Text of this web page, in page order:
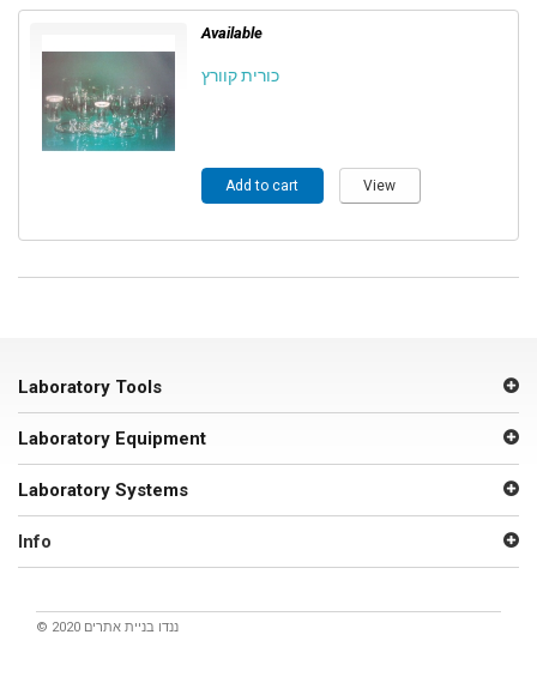
Available
כורית קוורץ
Add to cart View
Laboratory Tools
Laboratory Equipment
© 2020 ננדו בניית אתרים
Laboratory Systems
Info